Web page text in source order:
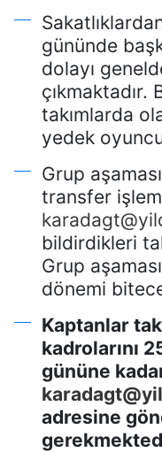
gününde
dolayı
çıkmaktadır.
takımlarda
yedek
Grup
transfer
bildirdikleri
Grup
dönemi
Kaptanlar
kadrolarını
gününe
adresine